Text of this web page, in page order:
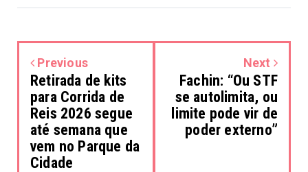
Previous
Retirada de kits
para Corrida de
Reis 2026 segue
até semana que
vem no Parque da
Cidade
Next
Fachin: “Ou STF
se autolimita, ou
limite pode vir de
poder externo”